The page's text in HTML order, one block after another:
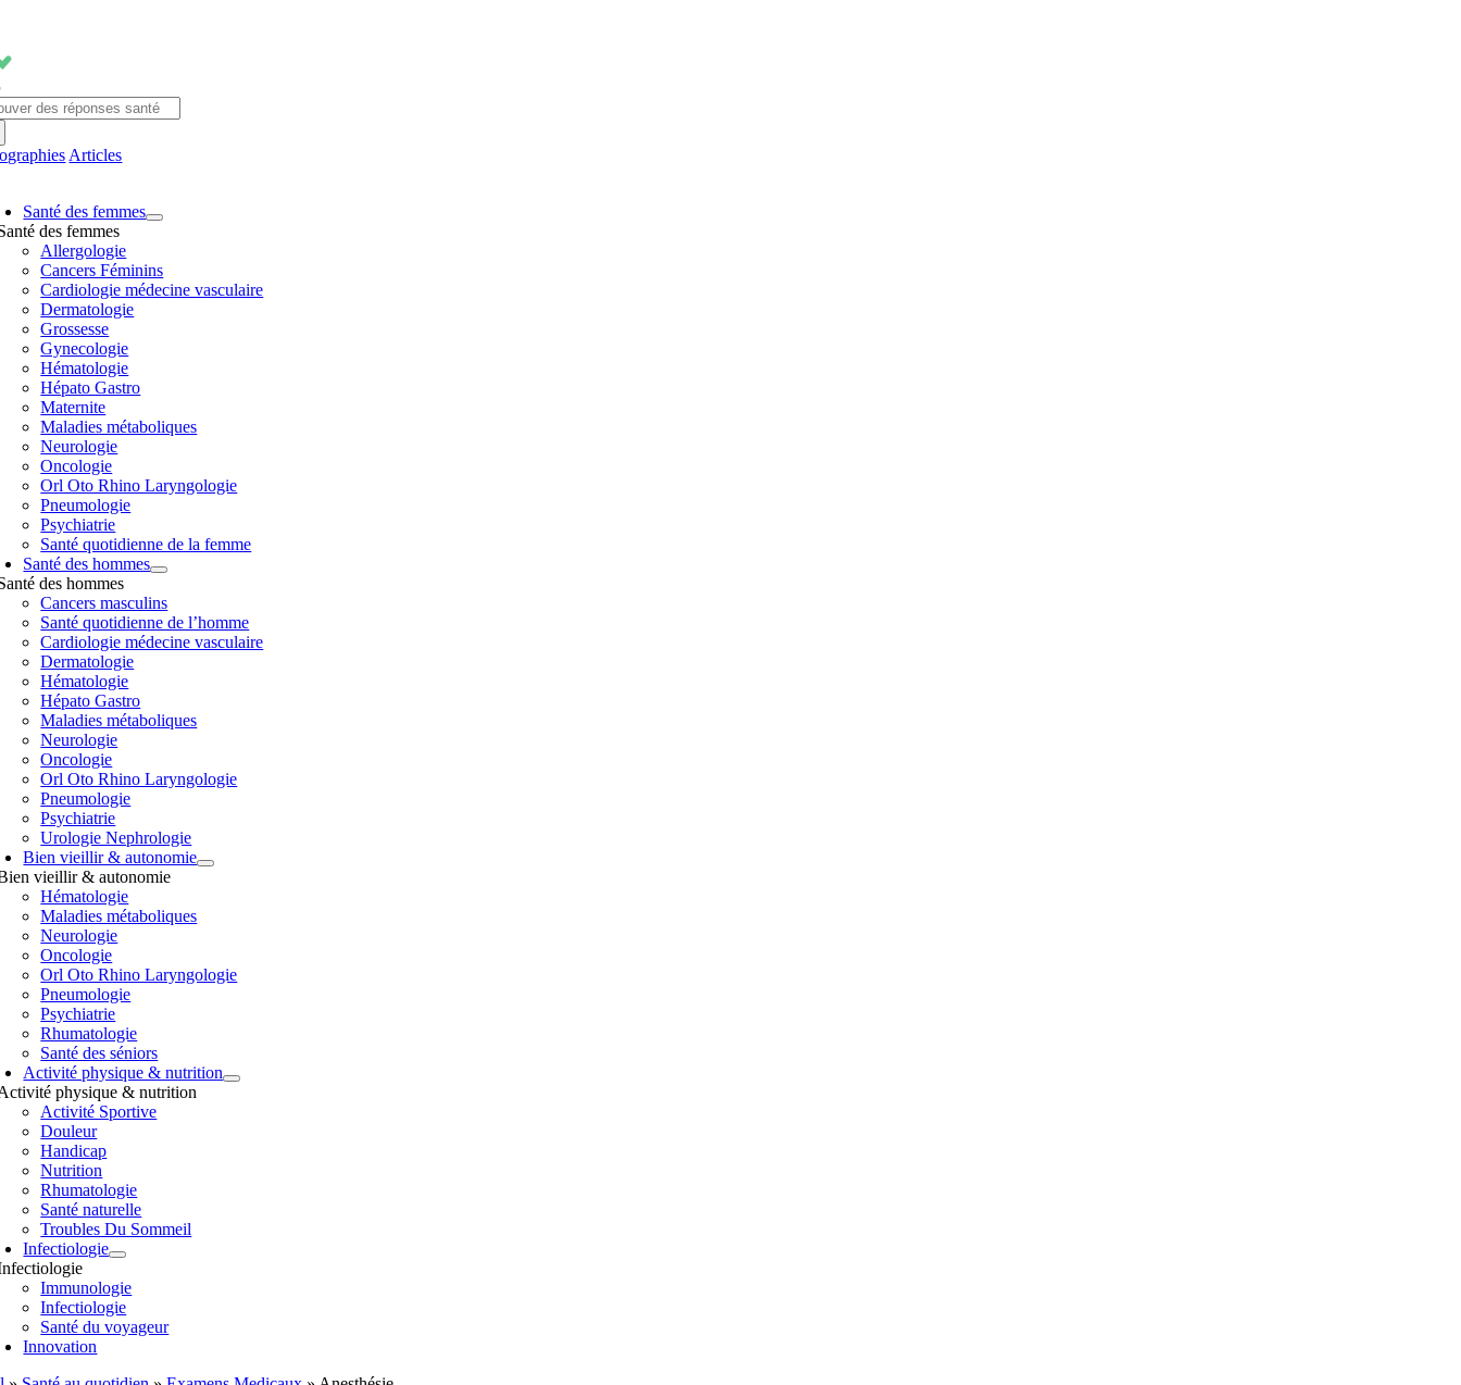
contenu
Articles
Santé des femmes
des femmes
Allergologie
Cancers Féminins
Cardiologie médecine vasculaire
Dermatologie
Grossesse
Gynecologie
Hématologie
Hépato Gastro
Maternite
Maladies métaboliques
Neurologie
Oncologie
Orl Oto Rhino Laryngologie
Pneumologie
Psychiatrie
Santé quotidienne de la femme
Santé des hommes
des hommes
Cancers masculins
Santé quotidienne de l’homme
Cardiologie médecine vasculaire
Dermatologie
Hématologie
Hépato Gastro
Maladies métaboliques
Neurologie
Oncologie
Orl Oto Rhino Laryngologie
Pneumologie
Psychiatrie
Urologie Nephrologie
Bien vieillir & autonomie
vieillir & autonomie
Hématologie
Maladies métaboliques
Neurologie
Oncologie
Orl Oto Rhino Laryngologie
Pneumologie
Psychiatrie
Rhumatologie
Santé des séniors
Activité physique & nutrition
physique & nutrition
Activité Sportive
Douleur
Handicap
Nutrition
Rhumatologie
Santé naturelle
Troubles Du Sommeil
Infectiologie
Immunologie
Infectiologie
Santé du voyageur
Innovation